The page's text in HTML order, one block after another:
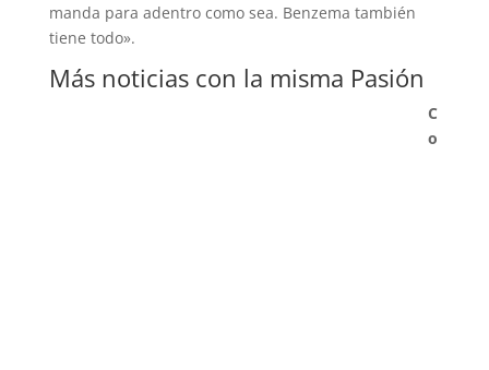
manda para adentro como sea. Benzema también
tiene todo».
Más noticias con la misma Pasión
C
o